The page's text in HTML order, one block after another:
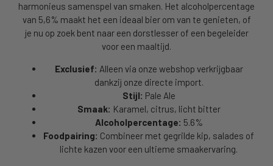
harmonieus samenspel van smaken. Het alcoholpercentage
van 5,6% maakt het een ideaal bier om van te genieten, of
je nu op zoek bent naar een dorstlesser of een begeleider
voor een maaltijd.
Exclusief: Alleen via onze webshop verkrijgbaar
dankzij onze directe import.
Stijl: Pale Ale
Smaak: Karamel, citrus, licht bitter
Alcoholpercentage: 5.6%
Foodpairing: Combineer met gegrilde kip, salades of
lichte kazen voor een ultieme smaakervaring.